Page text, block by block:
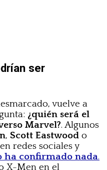
ser
vuelve a
¿quién será el
Marvel?. Algunos
, Scott Eastwood o
redes sociales y
ha confirmado nada.
X-Men en el